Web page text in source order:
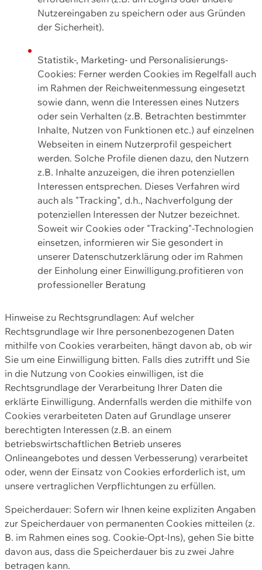
Nutzereingaben zu speichern oder aus Gründen
der Sicherheit).
Statistik-, Marketing- und Personalisierungs-
Cookies: Ferner werden Cookies im Regelfall auch
im Rahmen der Reichweitenmessung eingesetzt
sowie dann, wenn die Interessen eines Nutzers
oder sein Verhalten (z.B. Betrachten bestimmter
Inhalte, Nutzen von Funktionen etc.) auf einzelnen
Webseiten in einem Nutzerprofil gespeichert
werden. Solche Profile dienen dazu, den Nutzern
z.B. Inhalte anzuzeigen, die ihren potenziellen
Interessen entsprechen. Dieses Verfahren wird
auch als "Tracking", d.h., Nachverfolgung der
potenziellen Interessen der Nutzer bezeichnet.
Soweit wir Cookies oder "Tracking"-Technologien
einsetzen, informieren wir Sie gesondert in
unserer Datenschutzerklärung oder im Rahmen
der Einholung einer Einwilligung.profitieren von
professioneller Beratung
Hinweise zu Rechtsgrundlagen: Auf welcher
Rechtsgrundlage wir Ihre personenbezogenen Daten
mithilfe von Cookies verarbeiten, hängt davon ab, ob wir
Sie um eine Einwilligung bitten. Falls dies zutrifft und Sie
in die Nutzung von Cookies einwilligen, ist die
Rechtsgrundlage der Verarbeitung Ihrer Daten die
erklärte Einwilligung. Andernfalls werden die mithilfe von
Cookies verarbeiteten Daten auf Grundlage unserer
berechtigten Interessen (z.B. an einem
betriebswirtschaftlichen Betrieb unseres
Onlineangebotes und dessen Verbesserung) verarbeitet
oder, wenn der Einsatz von Cookies erforderlich ist, um
unsere vertraglichen Verpflichtungen zu erfüllen.
Speicherdauer: Sofern wir Ihnen keine expliziten Angaben
zur Speicherdauer von permanenten Cookies mitteilen (z.
B. im Rahmen eines sog. Cookie-Opt-Ins), gehen Sie bitte
davon aus, dass die Speicherdauer bis zu zwei Jahre
betragen kann.